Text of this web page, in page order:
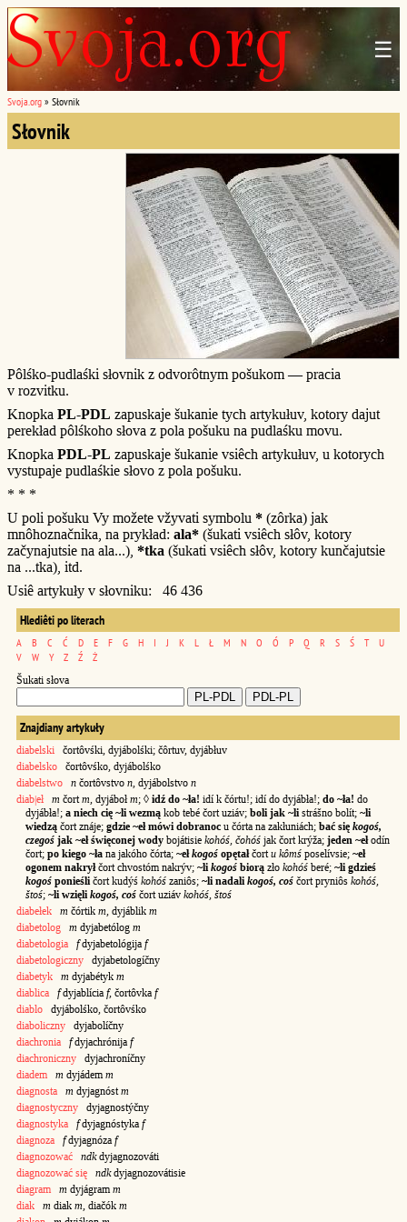
☰
Svoja.org » Słovnik
Słovnik
Pôlśko-pudlaśki słovnik z odvorôtnym pošukom — pracia
v rozvitku.
Knopka PL-PDL zapuskaje šukanie tych artykułuv, kotory dajut
perekład pôlśkoho słova z pola pošuku na pudlaśku movu.
Knopka PDL-PL zapuskaje šukanie vsiêch artykułuv, u kotorych
vystupaje pudlaśkie słovo z pola pošuku.
* * *
U poli pošuku Vy možete vžyvati symbolu * (zôrka) jak
mnôhoznačnika, na prykład: ala* (šukati vsiêch słôv, kotory
začynajutsie na ala...), *tka (šukati vsiêch słôv, kotory kunčajutsie
na ...tka), itd.
Usiê artykuły v słovniku: 46 436
Hlediêti po literach
A B C Ć D E F G H I J K L Ł M N O Ó P Q R S Ś T
U
V
W Y Z Ź Ż
Šukati słova
Znajdiany artykuły
diabelski čortôvśki, dyjábolśki; čôrtuv, dyjábłuv
diabelsko čortôvśko, dyjábolśko
diabelstwo
n čortôvstvo n , dyjábolstvo n
diab|eł
m čort m , dyjábołm; ◊ idź do ~ła! idí k čórtu!; idí do dyjábła!; do ~ła! do
dyjábła!; a niech cię ~li wezmą kob tebé čort uziáv; boli jak ~li strášno bolít; ~li
wiedzą čort znáje; gdzie ~eł mówi dobranoc u čórta na zakłuniách; bać się kogoś,
czegoś jak ~eł święconej wody bojátisie kohóś, čohóś jak čort krýža; jeden ~ełodín
čort; po kiego ~ła na jakóho čórta; ~ełkogoś opętałčort u kômś poselívsie; ~eł
ogonem nakryłčort chvostóm nakrýv; ~li kogoś biorą zło kohóś beré; ~li gdzieś
kogoś ponieśli čort kudýś kohóś zaniôs; ~li nadali kogoś, coś čort pryniôs kohóś,
štoś; ~li wzięli kogoś, coś čort uziáv kohóś, štoś
diabełek
m čórtik m , dyjáblik m
diabetolog
m dyjabetólog m
diabetologia
fdyjabetológija f
diabetologiczny dyjabetologíčny
diabetyk
m dyjabétyk m
diablica
fdyjablícia f, čortôvka f
diablo dyjábolśko, čortôvśko
diaboliczny dyjabolíčny
diachronia
fdyjachrónija f
diachroniczny dyjachroníčny
diadem
m dyjádem m
diagnosta
m dyjagnóst m
diagnostyczny dyjagnostýčny
diagnostyka
fdyjagnóstyka f
diagnoza
fdyjagnóza f
diagnozować
ndkdyjagnozováti
diagnozować się
ndkdyjagnozovátisie
diagram
m dyjágram m
diak
m diak m , diačók m